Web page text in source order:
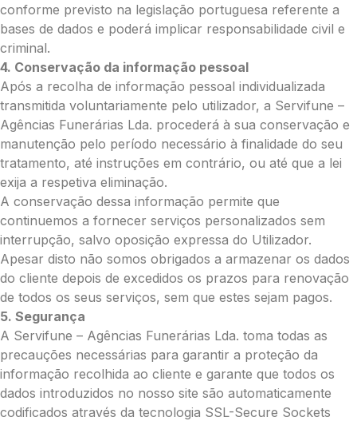
Pague mais tarde
0.00
€
Enviar Flores (Paypal)
conforme previsto na legislação portuguesa referente a
bases de dados e poderá implicar responsabilidade civil e
criminal.
4. Conservação da informação pessoal
Após a recolha de informação pessoal individualizada
transmitida voluntariamente pelo utilizador, a Servifune –
Agências Funerárias Lda. procederá à sua conservação e
manutenção pelo período necessário à finalidade do seu
tratamento, até instruções em contrário, ou até que a lei
exija a respetiva eliminação.
A conservação dessa informação permite que
continuemos a fornecer serviços personalizados sem
interrupção, salvo oposição expressa do Utilizador.
Apesar disto não somos obrigados a armazenar os dados
do cliente depois de excedidos os prazos para renovação
de todos os seus serviços, sem que estes sejam pagos.
5. Segurança
A Servifune – Agências Funerárias Lda. toma todas as
precauções necessárias para garantir a proteção da
informação recolhida ao cliente e garante que todos os
dados introduzidos no nosso site são automaticamente
codificados através da tecnologia SSL-Secure Sockets